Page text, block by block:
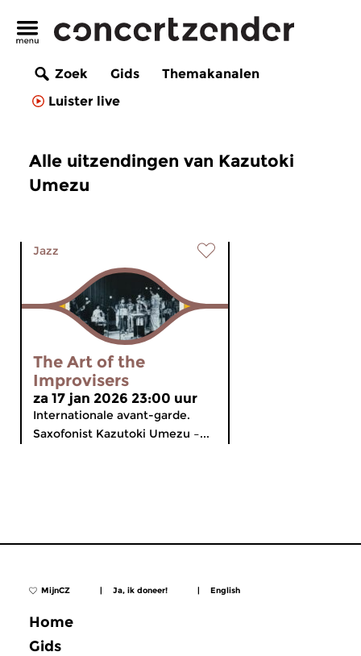
Zoek Gids
Themakanalen
Luister live
Alle uitzendingen van Kazutoki
Umezu
Jazz
The Art of the
Improvisers
za 17 jan 2026 23:00 uur
Internationale avant-garde.
Saxofonist Kazutoki Umezu –...
MijnCZ | Ja, ik doneer! | English
Home
Gids